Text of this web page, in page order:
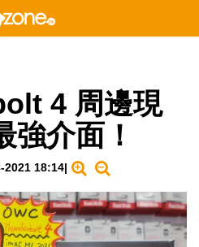
4 周邊現
強介面！
2021 18:14|